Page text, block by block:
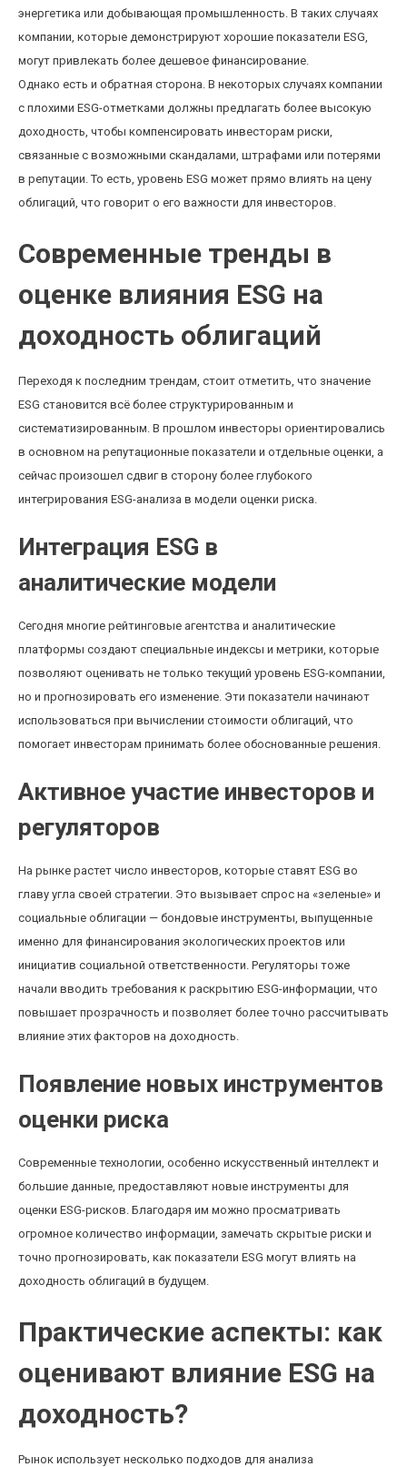
энергетика или добывающая промышленность. В таких случаях
компании, которые демонстрируют хорошие показатели ESG,
могут привлекать более дешевое финансирование.
Однако есть и обратная сторона. В некоторых случаях компании
с плохими ESG-отметками должны предлагать более высокую
доходность, чтобы компенсировать инвесторам риски,
связанные с возможными скандалами, штрафами или потерями
в репутации. То есть, уровень ESG может прямо влиять на цену
облигаций, что говорит о его важности для инвесторов.
Современные тренды в
оценке влияния ESG на
доходность облигаций
Переходя к последним трендам, стоит отметить, что значение
ESG становится всё более структурированным и
систематизированным. В прошлом инвесторы ориентировались
в основном на репутационные показатели и отдельные оценки, а
сейчас произошел сдвиг в сторону более глубокого
интегрирования ESG-анализа в модели оценки риска.
Интеграция ESG в
аналитические модели
Сегодня многие рейтинговые агентства и аналитические
платформы создают специальные индексы и метрики, которые
позволяют оценивать не только текущий уровень ESG-компании,
но и прогнозировать его изменение. Эти показатели начинают
использоваться при вычислении стоимости облигаций, что
помогает инвесторам принимать более обоснованные решения.
Активное участие инвесторов и
регуляторов
На рынке растет число инвесторов, которые ставят ESG во
главу угла своей стратегии. Это вызывает спрос на «зеленые» и
социальные облигации — бондовые инструменты, выпущенные
именно для финансирования экологических проектов или
инициатив социальной ответственности. Регуляторы тоже
начали вводить требования к раскрытию ESG-информации, что
повышает прозрачность и позволяет более точно рассчитывать
влияние этих факторов на доходность.
Появление новых инструментов
оценки риска
Современные технологии, особенно искусственный интеллект и
большие данные, предоставляют новые инструменты для
оценки ESG-рисков. Благодаря им можно просматривать
огромное количество информации, замечать скрытые риски и
точно прогнозировать, как показатели ESG могут влиять на
доходность облигаций в будущем.
Практические аспекты: как
оценивают влияние ESG на
доходность?
Рынок использует несколько подходов для анализа